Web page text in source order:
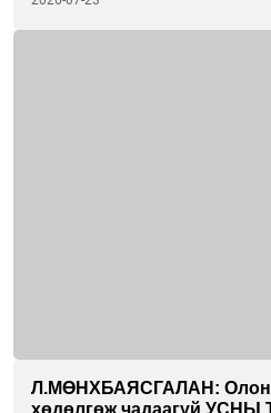
Л.МӨНХБАЯСГАЛАН: Олон
хөдөлгөж чадаагүй